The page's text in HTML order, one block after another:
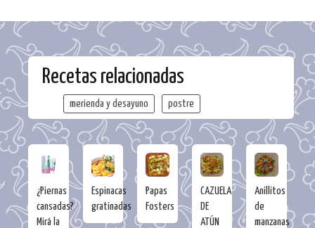
Recetas relacionadas
merienda y desayuno postre
¿Piernas
cansadas?
Mirá la
Espinacas
gratinadas
Papas
Fosters
CAZUELA
DE
ATÚN
Anillitos
de
manzanas